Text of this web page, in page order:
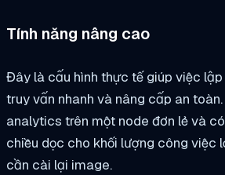
Tính năng nâng cao
Đây là cấu hình thực tế giúp việc lập
truy vấn nhanh và nâng cấp an
analytics trên một node đơn lẻ và
chiều dọc cho khối lượng công việc
cần cài lại image.